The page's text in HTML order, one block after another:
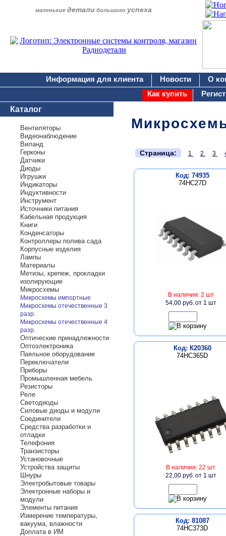
маленькие детали большого успеха
Информация для клиента Новости
О
Как купить
Каталог
Вентиляторы
Видеонаблюдение
Виланд
Герконы
Датчики
Диоды
Игрушки
Индикаторы
Индуктивности
Инструмент
Источники питания
Кабельная продукция
Книги
Конденсаторы
Контроллеры полива сада
Корпусные изделия
Лампы
Материалы
Метизы, крепеж, прокладки
изолирующие
Микросхемы
Микросхемы импортные
Микросхемы отечественные 3
разр.
Микросхемы отечественные 4
разр.
Оптические принадлежности
Оптоэлектроника
Паяльное оборудование
Переключатели
Приборы
Промышленная мебель
Резисторы
Реле
Светодиоды
Силовые диоды и модули
Соединители
Средства разработки и
отладки
Телефония
Транзисторы
Установочные
Устройства защиты
Шнуры
Электробытовые товары
Электронные наборы и
модули
Элементы питания
Измерение температуры,
вакуума, влажности
Доплата в ИМ
Страница:
1 2 3
Код: 74935
74HC27D
В наличии: 2 шт
54,00 руб.от 1 шт
Код: К20360
74HC365D
В наличии: 22 шт
22,00 руб.от 1 шт
Код: 81087
74HC373D